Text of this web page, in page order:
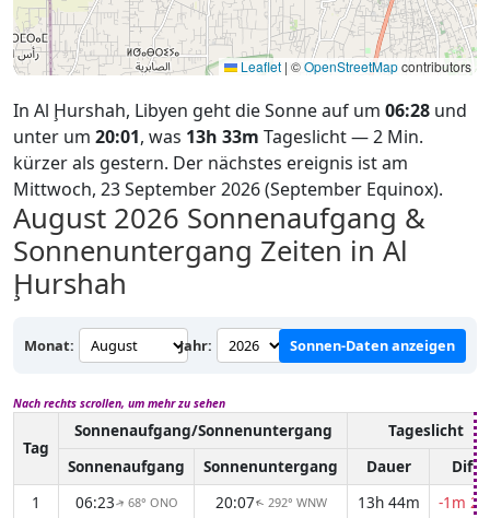
Leaflet | ©OpenStreetMapcontributors
In Al Ḩurshah, Libyen geht die Sonne auf um 06:28 und
unter um 20:01, was 13h 33m Tageslicht — 2 Min.
kürzer als gestern. Der nächstes ereignis ist am
Mittwoch, 23 September 2026 (September Equinox).
August 2026 Sonnenaufgang &
Sonnenuntergang Zeiten in Al
Ḩurshah
Monat: Jahr: Sonnen-Daten anzeigen
Nach rechts scrollen, um mehr zu sehen
Tag
Sonnenaufgang/Sonnenuntergang
Tageslicht
Sonnenaufgang
Sonnenuntergang Dauer
Diff.
1
06:23↑ 68° ONO 20:07↑ 292° WNW 13h 44m
-1m